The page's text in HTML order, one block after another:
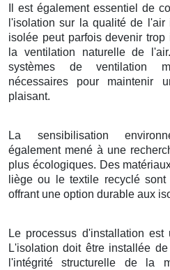
Il est également essentiel de
l'isolation sur la qualité de l'air
isolée peut parfois devenir
la ventilation naturelle de
systèmes de ventilation
nécessaires pour maintenir
plaisant.
La sensibilisation
également mené à une
plus écologiques. Des
liège ou le textile recyclé
offrant une option durable aux
Le processus d'installation est
L'isolation doit être installée
l'intégrité structurelle de la